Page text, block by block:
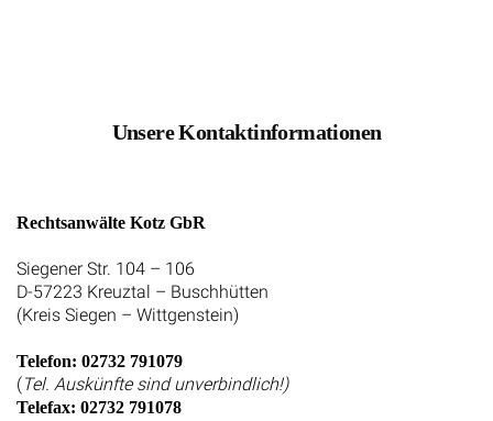
Unsere Kontaktinformationen
Rechtsanwälte Kotz GbR
Siegener Str. 104 – 106
D-57223 Kreuztal – Buschhütten
(Kreis Siegen – Wittgenstein)
Telefon: 02732 791079
(Tel. Auskünfte sind unverbindlich!)
Telefax: 02732 791078